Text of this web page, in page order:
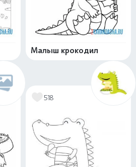
Малыш крокодил
518